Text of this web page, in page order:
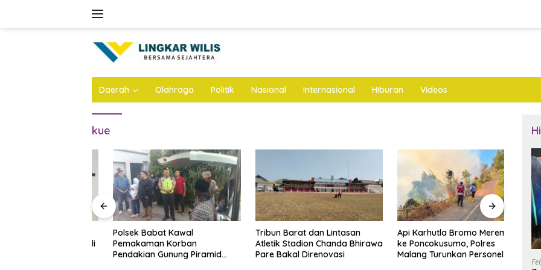
Daerah Olahraga Politik Nasional Internasional Hiburan Videos
kue
Polsek Babat Kawal
Pemakaman Korban
Pendakian Gunung Piramid
Tribun Barat dan Lintasan
Atletik Stadion Chanda Bhirawa
Pare Bakal Direnovasi
Api Karhutla Bromo Merembet
ke Poncokusumo, Polres
Malang Turunkan Personel